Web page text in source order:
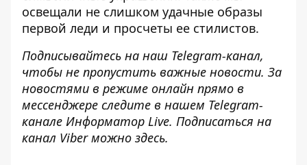
освещали не слишком удачные образы
первой леди и просчеты ее стилистов.
Подписывайтесь на наш Telegram-канал,
чтобы не пропустить важные новости. За
новостями в режиме онлайн прямо в
мессенджере следите в нашем Telegram-
канале Информатор Live. Подписаться на
канал Viber можно здесь.